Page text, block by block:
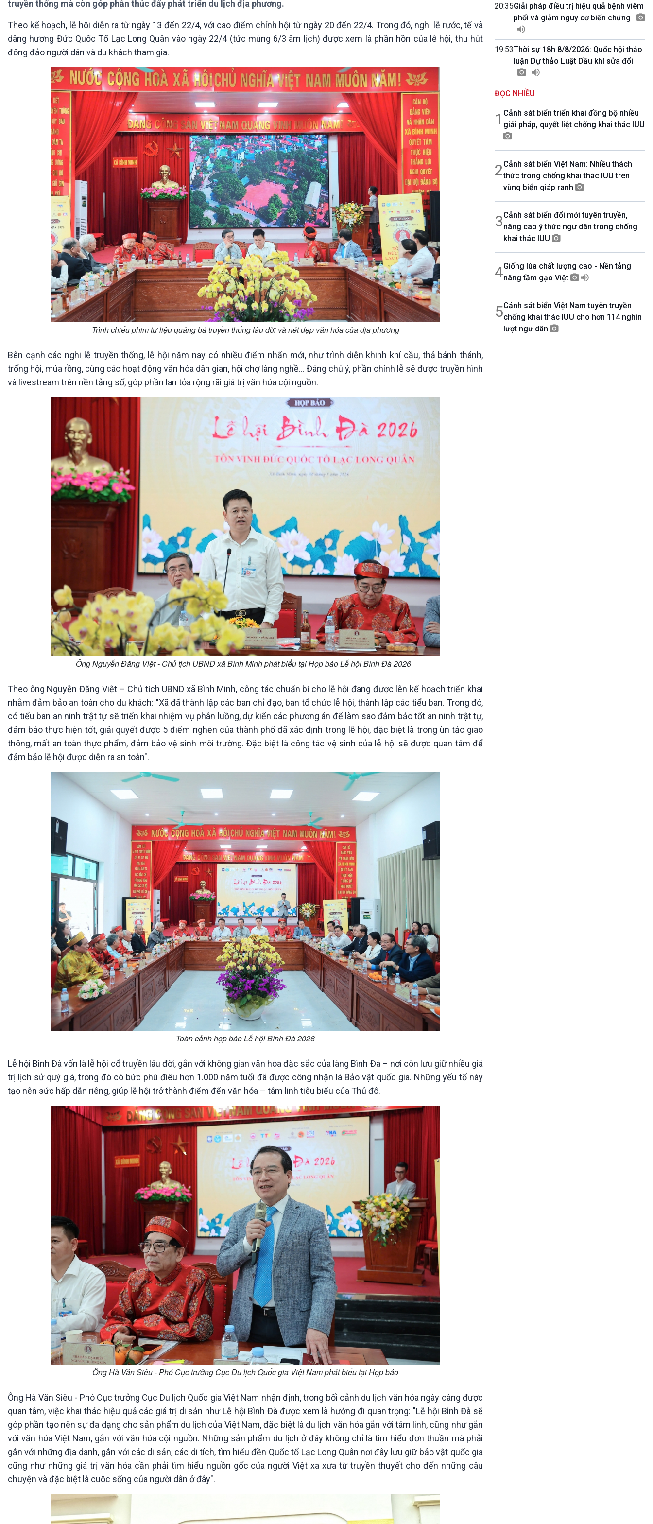
360 độ Sức khỏe
Tài nguyên và Môi trường
Chuyên gia của bạn
Xã hội chuyển động
Kết nối công nghệ
khí hậu
Chát với người nổi tiếng
E-Magazine
10 phút Sự kiện - Luận bàn
Câu chuyện thời sự
Đối thoại
Diễn đàn chủ nhật
Chuyện đêm
VOV1 đặc biệt
Thanh âm ký sự
Chân dung cuộc sống
Các chương trình đặc biệt
truyền thống mà còn góp phần thúc đẩy phát triển du lịch địa phương.
Theo kế hoạch, lễ hội diễn ra từ ngày 13 đến 22/4, với cao điểm chính hội từ ngày 20 đến 22/4. Trong đó, nghi lễ rước, tế và
dâng hương Đức Quốc Tổ Lạc Long Quân vào ngày 22/4 (tức mùng 6/3 âm lịch) được xem là phần hồn của lễ hội, thu hút
đông đảo người dân và du khách tham gia.
Trình chiếu phim tư liệu quảng bá truyền thống lâu đời và nét đẹp văn hóa của địa phương
Bên cạnh các nghi lễ truyền thống, lễ hội năm nay có nhiều điểm nhấn mới, như trình diễn khinh khí cầu, thả bánh thánh,
trống hội, múa rồng, cùng các hoạt động văn hóa dân gian, hội chợ làng nghề… Đáng chú ý, phần chính lễ sẽ được truyền hình
và livestream trên nền tảng số, góp phần lan tỏa rộng rãi giá trị văn hóa cội nguồn.
Ông Nguyễn Đăng Việt - Chủ tịch UBND xã Bình Minh phát biểu tại Họp báo Lễ hội Bình Đà 2026
Theo ông Nguyễn Đăng Việt – Chủ tịch UBND xã Bình Minh, công tác chuẩn bị cho lễ hội đang được lên kế hoạch triển khai
nhằm đảm bảo an toàn cho du khách: "Xã đã thành lập các ban chỉ đạo, ban tổ chức lễ hội, thành lập các tiểu ban. Trong đó,
có tiểu ban an ninh trật tự sẽ triển khai nhiệm vụ phân luồng, dự kiến các phương án để làm sao đảm bảo tốt an ninh trật tự,
đảm bảo thực hiện tốt, giải quyết được 5 điểm nghẽn của thành phố đã xác định trong lễ hội, đặc biệt là trong ùn tắc giao
thông, mất an toàn thực phẩm, đảm bảo vệ sinh môi trường. Đặc biệt là công tác vệ sinh của lễ hội sẽ được quan tâm để
đảm bảo lễ hội được diễn ra an toàn".
Toàn cảnh họp báo Lễ hội Bình Đà 2026
Lễ hội Bình Đà vốn là lễ hội cổ truyền lâu đời, gắn với không gian văn hóa đặc sắc của làng Bình Đà – nơi còn lưu giữ nhiều giá
trị lịch sử quý giá, trong đó có bức phù điêu hơn 1.000 năm tuổi đã được công nhận là Bảo vật quốc gia. Những yếu tố này
tạo nên sức hấp dẫn riêng, giúp lễ hội trở thành điểm đến văn hóa – tâm linh tiêu biểu của Thủ đô.
Ông Hà Văn Siêu - Phó Cục trưởng Cục Du lịch Quốc gia Việt Nam phát biểu tại Họp báo
Ông Hà Văn Siêu - Phó Cục trưởng Cục Du lịch Quốc gia Việt Nam nhận định, trong bối cảnh du lịch văn hóa ngày càng được
quan tâm, việc khai thác hiệu quả các giá trị di sản như Lễ hội Bình Đà được xem là hướng đi quan trọng: "Lễ hội Bình Đà sẽ
góp phần tạo nên sự đa dạng cho sản phẩm du lịch của Việt Nam, đặc biệt là du lịch văn hóa gắn với tâm linh, cũng như gắn
với văn hóa Việt Nam, gắn với văn hóa cội nguồn. Những sản phẩm du lịch ở đây không chỉ là tìm hiểu đơn thuần mà phải
gắn với những địa danh, gắn với các di sản, các di tích, tìm hiểu đền Quốc tổ Lạc Long Quân nơi đây lưu giữ bảo vật quốc gia
cũng như những giá trị văn hóa cần phải tìm hiểu nguồn gốc của người Việt xa xưa từ truyền thuyết cho đến những câu
chuyện và đặc biệt là cuộc sống của người dân ở đây".
20:35Giải pháp điều trị hiệu quả bệnh viêm
phổi và giảm nguy cơ biến chứng
19:53Thời sự 18h 8/8/2026: Quốc hội thảo
luận Dự thảo Luật Dầu khí sửa đổi
ĐỌC NHIỀU
1 Cảnh sát biển triển khai đồng bộ nhiều
giải pháp, quyết liệt chống khai thác IUU
2Cảnh sát biển Việt Nam: Nhiều thách
thức trong chống khai thác IUU trên
vùng biển giáp ranh
3Cảnh sát biển đổi mới tuyên truyền,
nâng cao ý thức ngư dân trong chống
khai thác IUU
4Giống lúa chất lượng cao - Nền tảng
nâng tầm gạo Việt
5Cảnh sát biển Việt Nam tuyên truyền
chống khai thác IUU cho hơn 114 nghìn
lượt ngư dân